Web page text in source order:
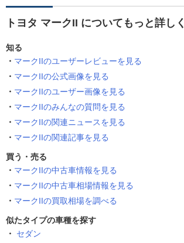
トヨタ マークII についてもっと詳しく
知る
マークIIのユーザーレビューを見る
マークIIの公式画像を見る
マークIIのユーザー画像を見る
マークIIのみんなの質問を見る
マークIIの関連ニュースを見る
マークIIの関連記事を見る
買う・売る
マークIIの中古車情報を見る
マークIIの中古車相場情報を見る
マークIIの買取相場を調べる
似たタイプの車種を探す
セダン